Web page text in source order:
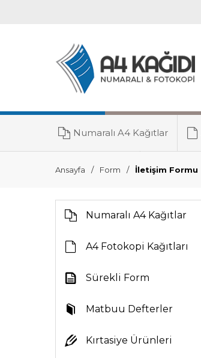
Numaralı A4 Kağıtlar
Toner Grubu
Ansayfa Form İletişim Formu
Numaralı A4 Kağıtlar
A4 Fotokopi Kağıtları
Sürekli Form
Kağıtları
Matbuu Defterler
Kırtasiye Ürünleri